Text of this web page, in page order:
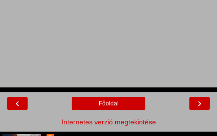
‹ ›
Főoldal
Internetes verzió megtekintése